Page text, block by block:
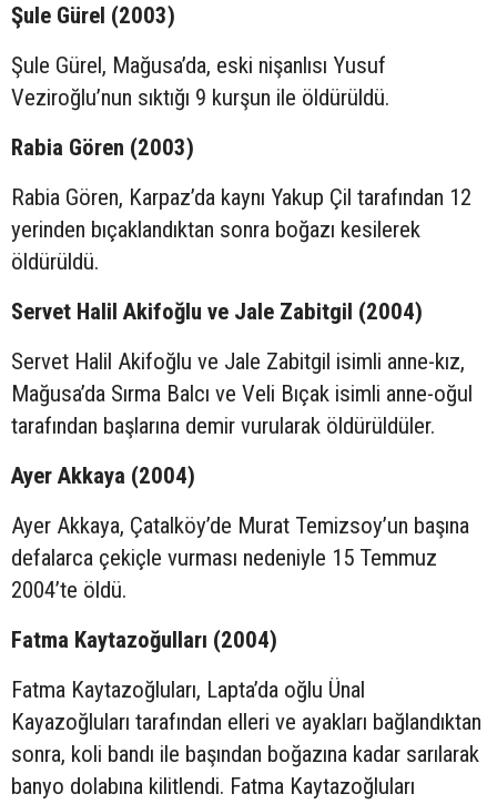
Şule Gürel (2003)
Şule Gürel, Mağusa’da, eski nişanlısı Yusuf
Veziroğlu’nun sıktığı 9 kurşun ile öldürüldü.
Rabia Gören (2003)
Rabia Gören, Karpaz’da kaynı Yakup Çil tarafından 12
yerinden bıçaklandıktan sonra boğazı kesilerek
öldürüldü.
Servet Halil Akifoğlu ve Jale Zabitgil (2004)
Servet Halil Akifoğlu ve Jale Zabitgil isimli anne-kız,
Mağusa’da Sırma Balcı ve Veli Bıçak isimli anne-oğul
tarafından başlarına demir vurularak öldürüldüler.
Ayer Akkaya (2004)
Ayer Akkaya, Çatalköy’de Murat Temizsoy’un başına
defalarca çekiçle vurması nedeniyle 15 Temmuz
2004’te öldü.
Fatma Kaytazoğulları (2004)
Fatma Kaytazoğluları, Lapta’da oğlu Ünal
Kayazoğluları tarafından elleri ve ayakları bağlandıktan
sonra, koli bandı ile başından boğazına kadar sarılarak
banyo dolabına kilitlendi. Fatma Kaytazoğluları